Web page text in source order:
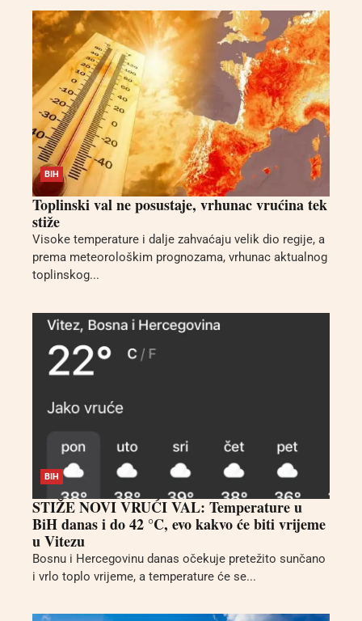
BIH
Toplinski val ne posustaje, vrhunac vrućina tek
stiže
Visoke temperature i dalje zahvaćaju velik dio regije, a
prema meteorološkim prognozama, vrhunac aktualnog
toplinskog...
BIH
STIŽE NOVI VRUĆI VAL: Temperature u
BiH danas i do 42 °C, evo kakvo će biti vrijeme
u Vitezu
Bosnu i Hercegovinu danas očekuje pretežito sunčano
i vrlo toplo vrijeme, a temperature će se...